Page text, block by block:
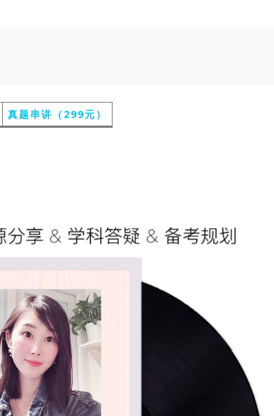
真题串讲（299元）